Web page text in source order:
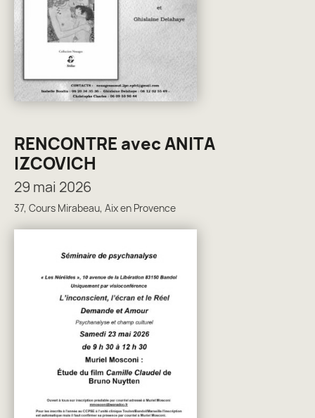
RENCONTRE avec ANITA
IZCOVICH
29 mai 2026
37, Cours Mirabeau, Aix en Provence